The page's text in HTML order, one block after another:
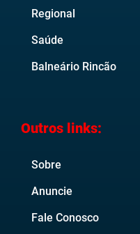
Regional
Saúde
Balneário Rincão
Outros links:
Sobre
Anuncie
Fale Conosco